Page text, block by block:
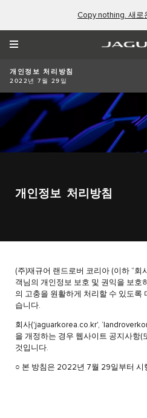
Copy nothing. 새로
개인정보 처리방침
2022년 7월 29일
개인정보 처리방침
(주)재규어 랜드로버 코리아 (이하 “회
객님의 개인정보 보호 및 권익을 보호
의 고충을 원활하게 처리할 수 있도록
습니다.
회사('jaguarkorea.co.kr',
을 개정하는 경우 웹사이트 공지사항(
것입니다.
○ 본 방침은 2022년 7월 29일부터 시